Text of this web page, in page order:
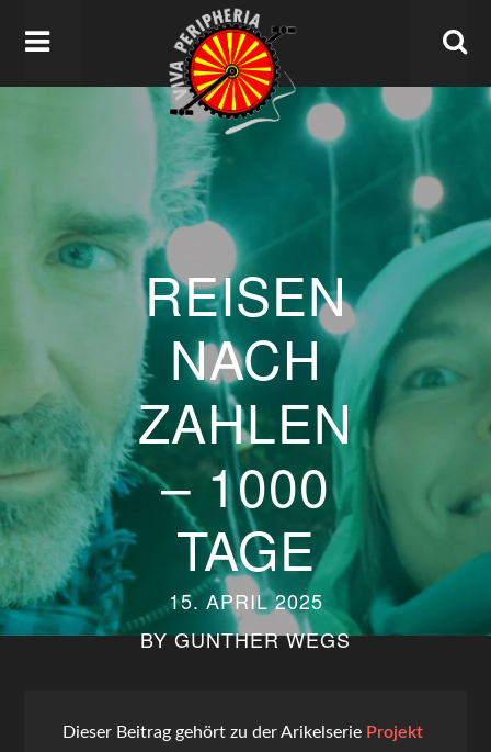
REISEN
NACH
ZAHLEN
– 1000
TAGE
15. APRIL 2025
BYGUNTHER WEGS
Dieser Beitrag gehört zu der Arikelserie Projekt